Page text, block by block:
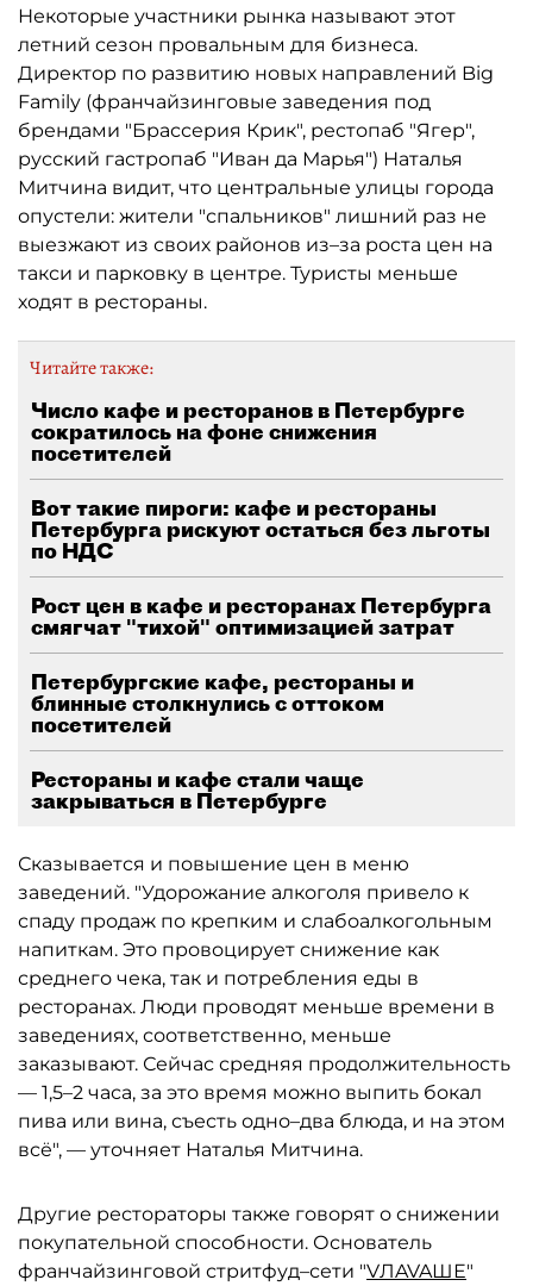
Некоторые участники рынка называют этот
летний сезон провальным для бизнеса.
Директор по развитию новых направлений Big
Family (франчайзинговые заведения под
брендами "Брассерия Крик", рестопаб "Ягер",
русский гастропаб "Иван да Марья") Наталья
Митчина видит, что центральные улицы города
опустели: жители "спальников" лишний раз не
выезжают из своих районов из–за роста цен на
такси и парковку в центре. Туристы меньше
ходят в рестораны.
Читайте также:
Число кафе и ресторанов в Петербурге
сократилось на фоне снижения
посетителей
Вот такие пироги: кафе и рестораны
Петербурга рискуют остаться без льготы
по НДС
Рост цен в кафе и ресторанах Петербурга
смягчат "тихой" оптимизацией затрат
Петербургские кафе, рестораны и
блинные столкнулись с оттоком
посетителей
Рестораны и кафе стали чаще
закрываться в Петербурге
Сказывается и повышение цен в меню
заведений. "Удорожание алкоголя привело к
спаду продаж по крепким и слабоалкогольным
напиткам. Это провоцирует снижение как
среднего чека, так и потребления еды в
ресторанах. Люди проводят меньше времени в
заведениях, соответственно, меньше
заказывают. Сейчас средняя продолжительность
— 1,5–2 часа, за это время можно выпить бокал
пива или вина, съесть одно–два блюда, и на этом
всё", — уточняет Наталья Митчина.
Другие рестораторы также говорят о снижении
покупательной способности. Основатель
франчайзинговой стритфуд–сети "VЛAVAШЕ"